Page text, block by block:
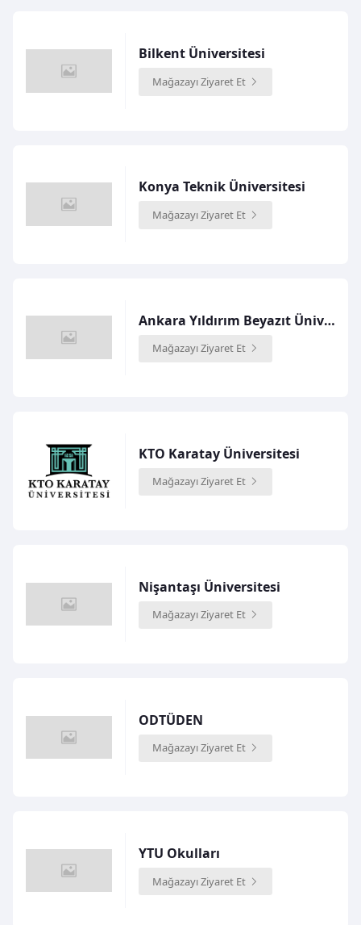
Bilkent Üniversitesi
Mağazayı Ziyaret Et
Konya Teknik Üniversitesi
Mağazayı Ziyaret Et
Ankara Yıldırım Beyazıt Üniversitesi
Mağazayı Ziyaret Et
KTO Karatay Üniversitesi
Mağazayı Ziyaret Et
Nişantaşı Üniversitesi
Mağazayı Ziyaret Et
ODTÜDEN
Mağazayı Ziyaret Et
YTU Okulları
Mağazayı Ziyaret Et